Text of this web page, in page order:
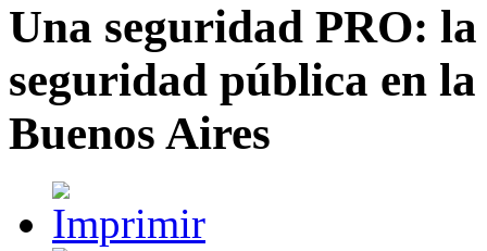
Una seguridad PRO:
seguridad pública en
Buenos Aires